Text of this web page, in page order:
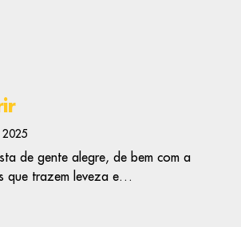
de gente alegre, de bem com a
que trazem leveza e…